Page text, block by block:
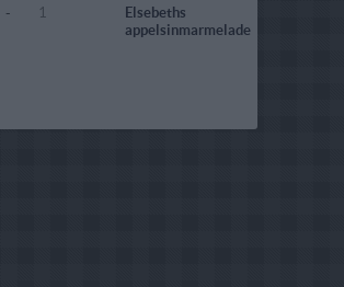
- 1
Elsebeths
appelsinmarmelade